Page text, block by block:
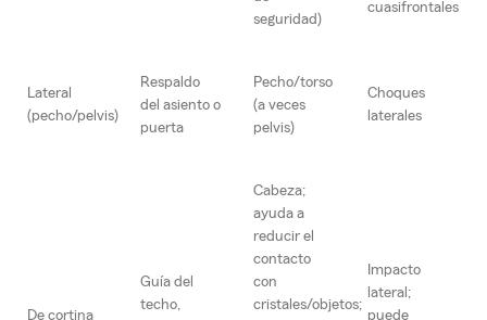
seguridad)
cuasifrontales
Lateral
(pecho/pelvis)
Respaldo
del asiento o
puerta
Pecho/torso
(a veces
pelvis)
Choques
laterales
De cortina
Guía del
techo,
Cabeza;
ayuda a
reducir el
contacto
con
cristales/objetos;
Impacto
lateral;
puede